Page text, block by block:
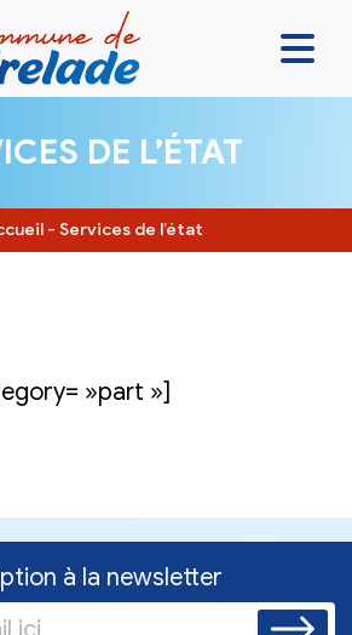
VIVRE ENSEMBLE
SE DIVERTIR
DE L’ÉTAT
- Services de l’état
»part »]
à la newsletter